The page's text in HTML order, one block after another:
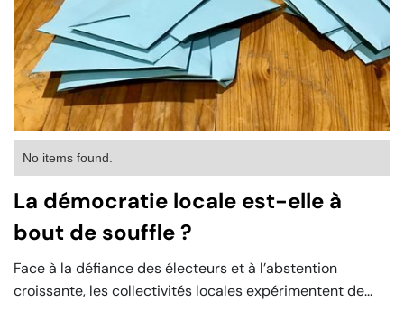
No items found.
La démocratie locale est-elle à
bout de souffle ?
Face à la défiance des électeurs et à l’abstention
croissante, les collectivités locales expérimentent de...